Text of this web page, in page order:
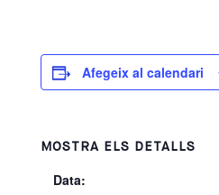
Afegeix al calendari
MOSTRA ELS DETALLS
Data: